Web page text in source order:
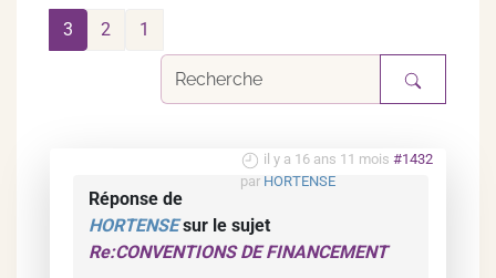
1
2
3
il y a 16 ans 11 mois #1432
par HORTENSE
Réponse de
HORTENSEsur le sujet
Re:CONVENTIONS DE FINANCEMENT